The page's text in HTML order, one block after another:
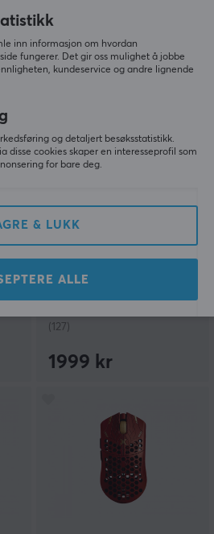
(127)
1999 kr
(127)
1999 kr
inn informasjon om hvordan
fungerer. Det gir oss mulighet å jobbe
kundeservice og andre lignende
og detaljert besøksstatistikk.
disse cookies skaper en interesseprofil som
for bare deg.
& LUKK
ALLE